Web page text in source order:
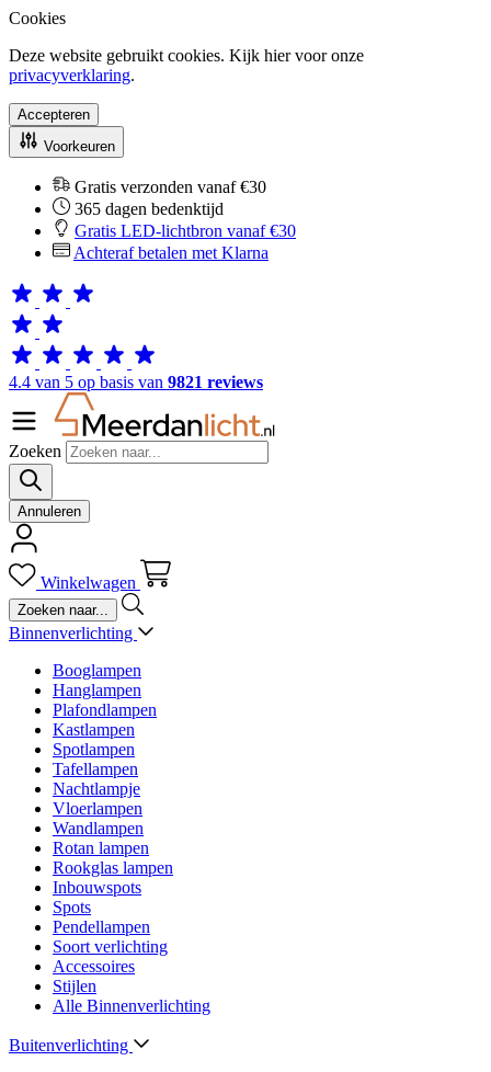
Cookies
Deze website gebruikt cookies. Kijk hier voor onze
privacyverklaring.
Accepteren
Voorkeuren
Gratis verzonden vanaf €30
365 dagen bedenktijd
Gratis LED-lichtbron vanaf €30
Achteraf betalen met Klarna
4.4 van 5 op basis van 9821 reviews
Zoeken
Annuleren
Winkelwagen
Binnenverlichting
Booglampen
Hanglampen
Plafondlampen
Kastlampen
Spotlampen
Tafellampen
Nachtlampje
Vloerlampen
Wandlampen
Rotan lampen
Rookglas lampen
Inbouwspots
Spots
Pendellampen
Soort verlichting
Accessoires
Stijlen
Alle Binnenverlichting
Buitenverlichting